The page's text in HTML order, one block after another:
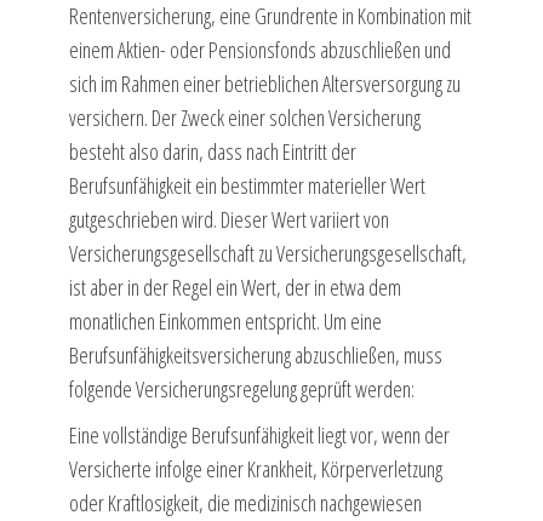
Rentenversicherung, eine Grundrente in Kombination mit
einem Aktien- oder Pensionsfonds abzuschließen und
sich im Rahmen einer betrieblichen Altersversorgung zu
versichern. Der Zweck einer solchen Versicherung
besteht also darin, dass nach Eintritt der
Berufsunfähigkeit ein bestimmter materieller Wert
gutgeschrieben wird. Dieser Wert variiert von
Versicherungsgesellschaft zu Versicherungsgesellschaft,
ist aber in der Regel ein Wert, der in etwa dem
monatlichen Einkommen entspricht. Um eine
Berufsunfähigkeitsversicherung abzuschließen, muss
folgende Versicherungsregelung geprüft werden:
Eine vollständige Berufsunfähigkeit liegt vor, wenn der
Versicherte infolge einer Krankheit, Körperverletzung
oder Kraftlosigkeit, die medizinisch nachgewiesen